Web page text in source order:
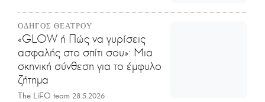
ΟΔΗΓΟΣ ΘΕΑΤΡΟΥ
«GLOW ή Πώς να γυρίσεις
ασφαλής στο σπίτι σου»: Μια
σκηνική σύνθεση για το έμφυλο
ζήτημα
The LiFO team 28.5.2026